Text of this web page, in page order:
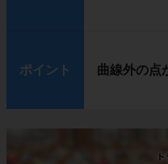
ポイント 曲線外の点